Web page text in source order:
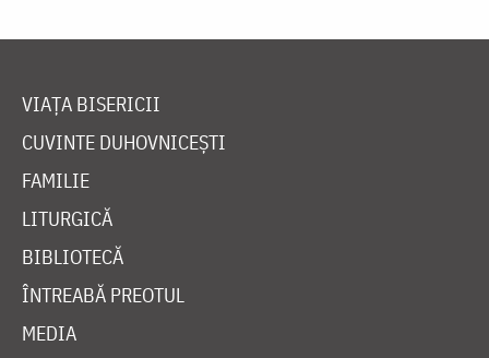
VIAȚA BISERICII
CUVINTE DUHOVNICEȘTI
FAMILIE
LITURGICĂ
BIBLIOTECĂ
ÎNTREABĂ PREOTUL
MEDIA